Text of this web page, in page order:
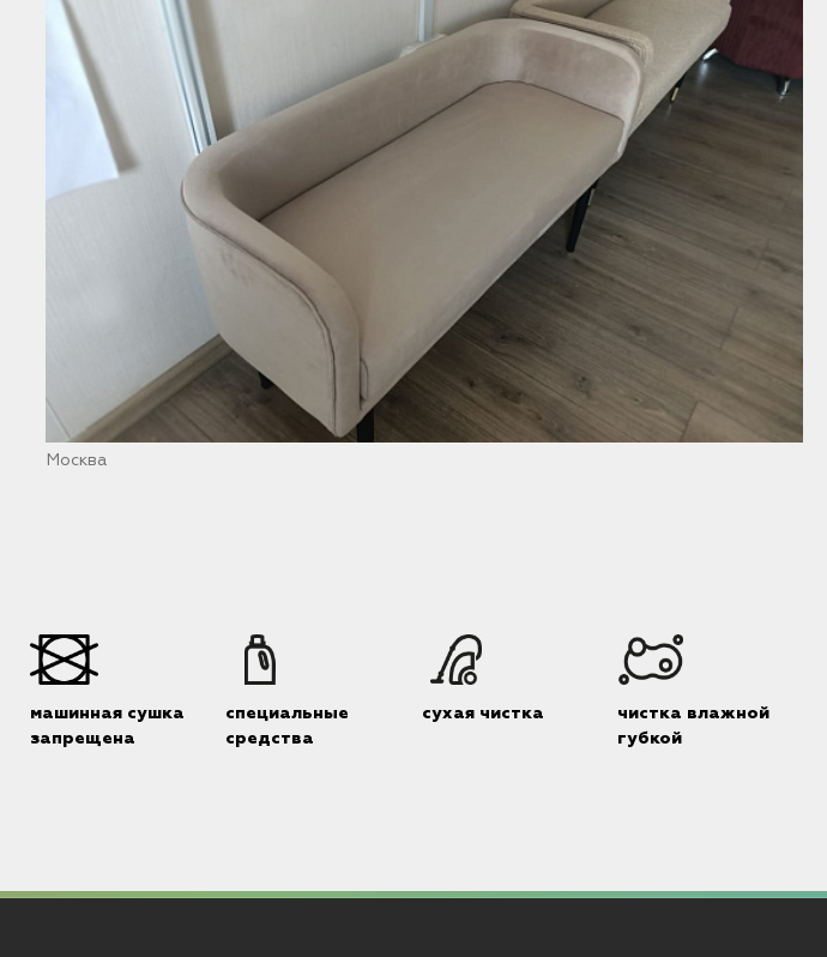
Москва
машинная сушка
запрещена
специальные
средства
сухая чистка
чистка влажной
губкой